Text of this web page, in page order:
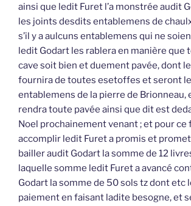
ainsi que ledit Furet l’a monstrée audit
les joints desdits entablemens de
s’il y a aulcuns entablemens qui ne
ledit Godart les rablera en manière que
cave soit bien et duement pavée, dont
fournira de toutes esetoffes et seront
entablemens de la pierre de Brionneau,
rendra toute pavée ainsi que dit est
Noel prochainement venant ; et pour ce
accomplir ledit Furet a promis et
bailler audit Godart la somme de 12
laquelle somme ledit Furet a avancé
Godart la somme de 50 sols tz dont etc
paiement en faisant ladite besogne, et